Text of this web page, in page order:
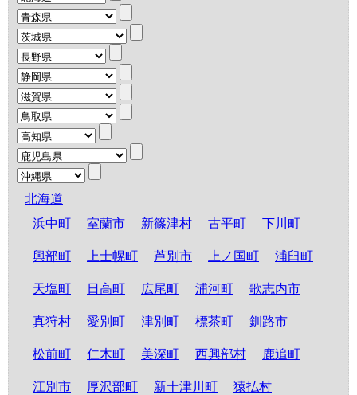
北海道
浜中町
室蘭市 新篠津村 古平町 下川町
興部町 上士幌町 芦別市 上ノ国町 浦臼町
天塩町 日高町 広尾町 浦河町 歌志内市
真狩村 愛別町 津別町 標茶町 釧路市
松前町 仁木町 美深町 西興部村 鹿追町
江別市 厚沢部町 新十津川町 猿払村